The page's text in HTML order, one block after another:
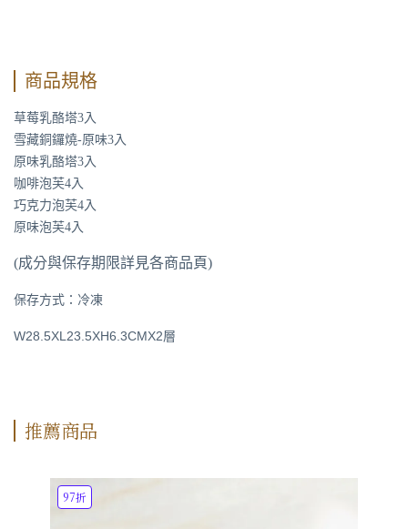
商品規格
草莓乳酪塔3入
雪藏銅鑼燒-原味3入
原味乳酪塔3入
咖啡泡芙4入
巧克力泡芙4入
原味泡芙4入
(成分與保存期限詳見各商品頁)
保存方式：冷凍
W28.5XL23.5XH6.3CMX2層
推薦商品
97折